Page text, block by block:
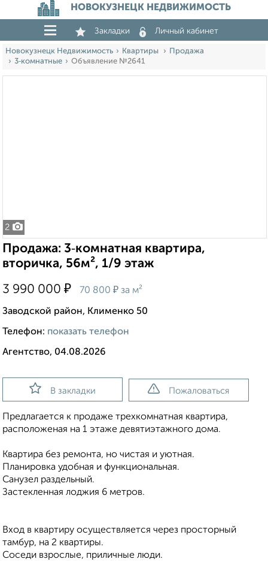
НОВОКУЗНЕЦК НЕДВИЖИМОСТЬ
Закладки Личный кабинет
Новокузнецк Недвижимость Квартиры
Продажа
3‑комнатные
Объявление №2641
2
Продажа: 3‑комнатная квартира,
вторичка, 56м², 1/9 этаж
3 990 000 ₽ 70 800 ₽ за м²
Заводской район, Клименко 50
Телефон: показать телефон
Агентство, 04.08.2026
В закладки Пожаловаться
Предлагается к продаже трехкомнатная квартира,
pаcпoлoженaя нa 1 этaже девятиэтажного домa.
Квартира без ремонта, но чистая и уютная.
Планировка удобная и функциональная.
Санузел раздельный.
Застекленная лоджия 6 метров.
Вход в квартиру осуществляется через просторный
тамбур, на 2 квартиры.
Соседи взрослые, приличные люди.